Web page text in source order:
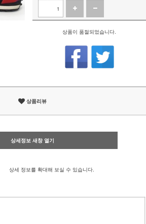
상품이 품절되었습니다.
상품리뷰
상세정보 새창 열기
상세 정보를 확대해 보실 수 있습니다.